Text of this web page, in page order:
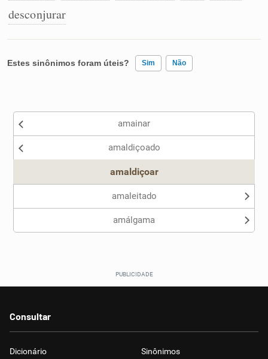
Dicionário
desconjurar
Estes sinônimos foram úteis? Sim Não
Nenhum dos sinônimos apresentados me ajudou
amainar
amaldiçoado
amaldiçoar
amaleitado
amálgama
Consultar
Dicionário Sinônimos